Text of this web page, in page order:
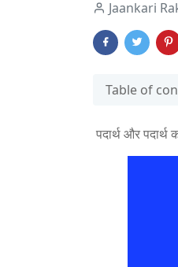
Jaankari
Table of
पदार्थ और पदार्थ